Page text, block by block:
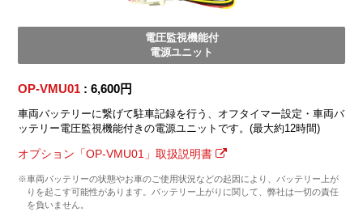
電圧監視機能付
電源ユニット
OP-VMU01 : 6,600円
車両バッテリーに繋げて駐車記録を行う、オフタイマー設定・車両バ
ッテリー電圧監視機能付きの電源ユニットです。(最大約12時間)
オプション「OP-VMU01」取扱説明書
※車両バッテリーの状態やお車のご使用状況などの起因により、バッテリー上が
りを起こす可能性があります。バッテリー上がりに関して、弊社は一切の責任
を負いません。